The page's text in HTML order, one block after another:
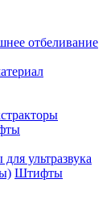
отбеливание
ультразвука
Штифты